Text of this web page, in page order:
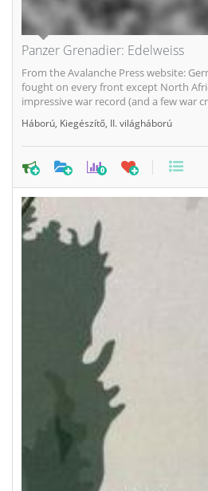
Panzer Grenadier: Edelweiss
From the Avalanche Press website:
fought on every front except North
impressive war record (and a few war
Háború Kiegészítő II. világháború
0